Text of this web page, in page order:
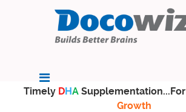
Timely DHA Supplementation...For
Growth